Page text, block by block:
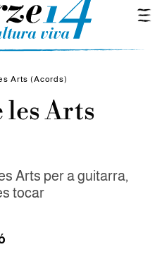
Arts (Acords)
les Arts
Arts per a guitarra,
tocar